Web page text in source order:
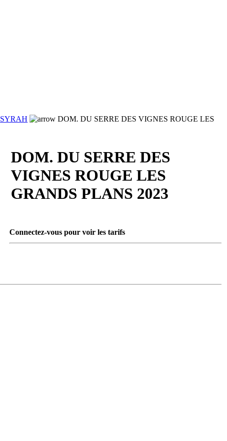
SYRAH
DOM. DU SERRE DES VIGNES ROUGE LES
DOM. DU SERRE DES
VIGNES ROUGE LES
GRANDS PLANS 2023
Connectez-vous pour voir les tarifs